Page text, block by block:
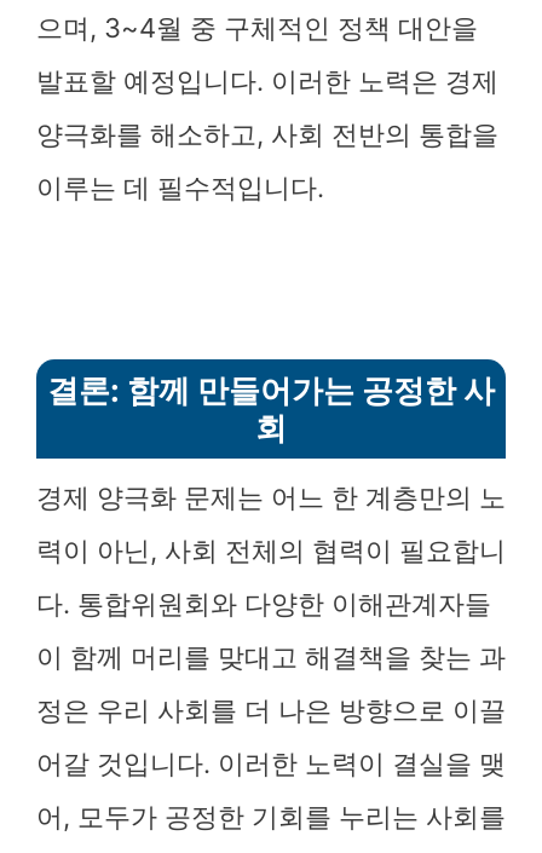
으며, 3~4월 중 구체적인 정책 대안을
발표할 예정입니다. 이러한 노력은 경제
양극화를 해소하고, 사회 전반의 통합을
이루는 데 필수적입니다.
결론: 함께 만들어가는 공정한 사
회
경제 양극화 문제는 어느 한 계층만의 노
력이 아닌, 사회 전체의 협력이 필요합니
다. 통합위원회와 다양한 이해관계자들
이 함께 머리를 맞대고 해결책을 찾는 과
정은 우리 사회를 더 나은 방향으로 이끌
어갈 것입니다. 이러한 노력이 결실을 맺
어, 모두가 공정한 기회를 누리는 사회를